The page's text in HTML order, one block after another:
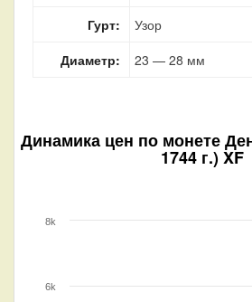
Гурт:
Узор
Диаметр:
23 — 28 мм
Динамика цен по монете
1744 г.) XF
6k
8k